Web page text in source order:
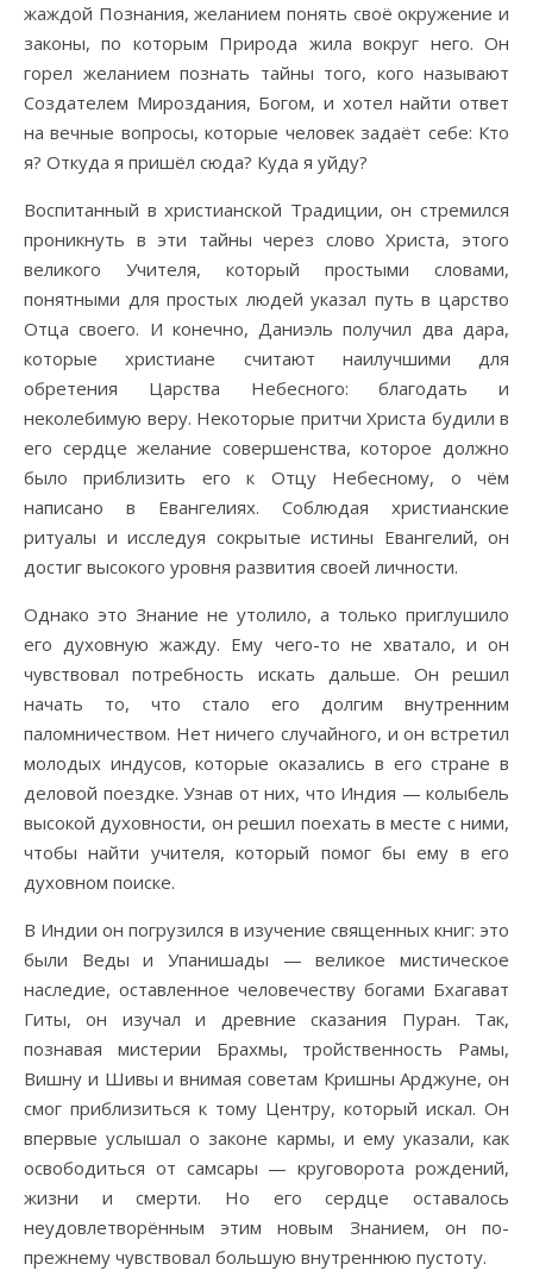
жаждой Познания, желанием понять своё окружение и
законы, по которым Природа жила вокруг него. Он
горел желанием познать тайны того, кого называют
Создателем Мироздания, Богом, и хотел найти ответ
на вечные вопросы, которые человек задаёт себе: Кто
я? Откуда я пришёл сюда? Куда я уйду?
Воспитанный в христианской Традиции, он стремился
проникнуть в эти тайны через слово Христа, этого
великого Учителя, который простыми словами,
понятными для простых людей указал путь в царство
Отца своего. И конечно, Даниэль получил два дара,
которые христиане считают наилучшими для
обретения Царства Небесного: благодать и
неколебимую веру. Некоторые притчи Христа будили в
его сердце желание совершенства, которое должно
было приблизить его к Отцу Небесному, о чём
написано в Евангелиях. Соблюдая христианские
ритуалы и исследуя сокрытые истины Евангелий, он
достиг высокого уровня развития своей личности.
Однако это Знание не утолило, а только приглушило
его духовную жажду. Ему чего-то не хватало, и он
чувствовал потребность искать дальше. Он решил
начать то, что стало его долгим внутренним
паломничеством. Нет ничего случайного, и он встретил
молодых индусов, которые оказались в его стране в
деловой поездке. Узнав от них, что Индия — колыбель
высокой духовности, он решил поехать в месте с ними,
чтобы найти учителя, который помог бы ему в его
духовном поиске.
В Индии он погрузился в изучение священных книг: это
были Веды и Упанишады — великое мистическое
наследие, оставленное человечеству богами Бхагават
Гиты, он изучал и древние сказания Пуран. Так,
познавая мистерии Брахмы, тройственность Рамы,
Вишну и Шивы и внимая советам Кришны Арджуне, он
смог приблизиться к тому Центру, который искал. Он
впервые услышал о законе кармы, и ему указали, как
освободиться от самсары — круговорота рождений,
жизни и смерти. Но его сердце оставалось
неудовлетворённым этим новым Знанием, он по-
прежнему чувствовал большую внутреннюю пустоту.